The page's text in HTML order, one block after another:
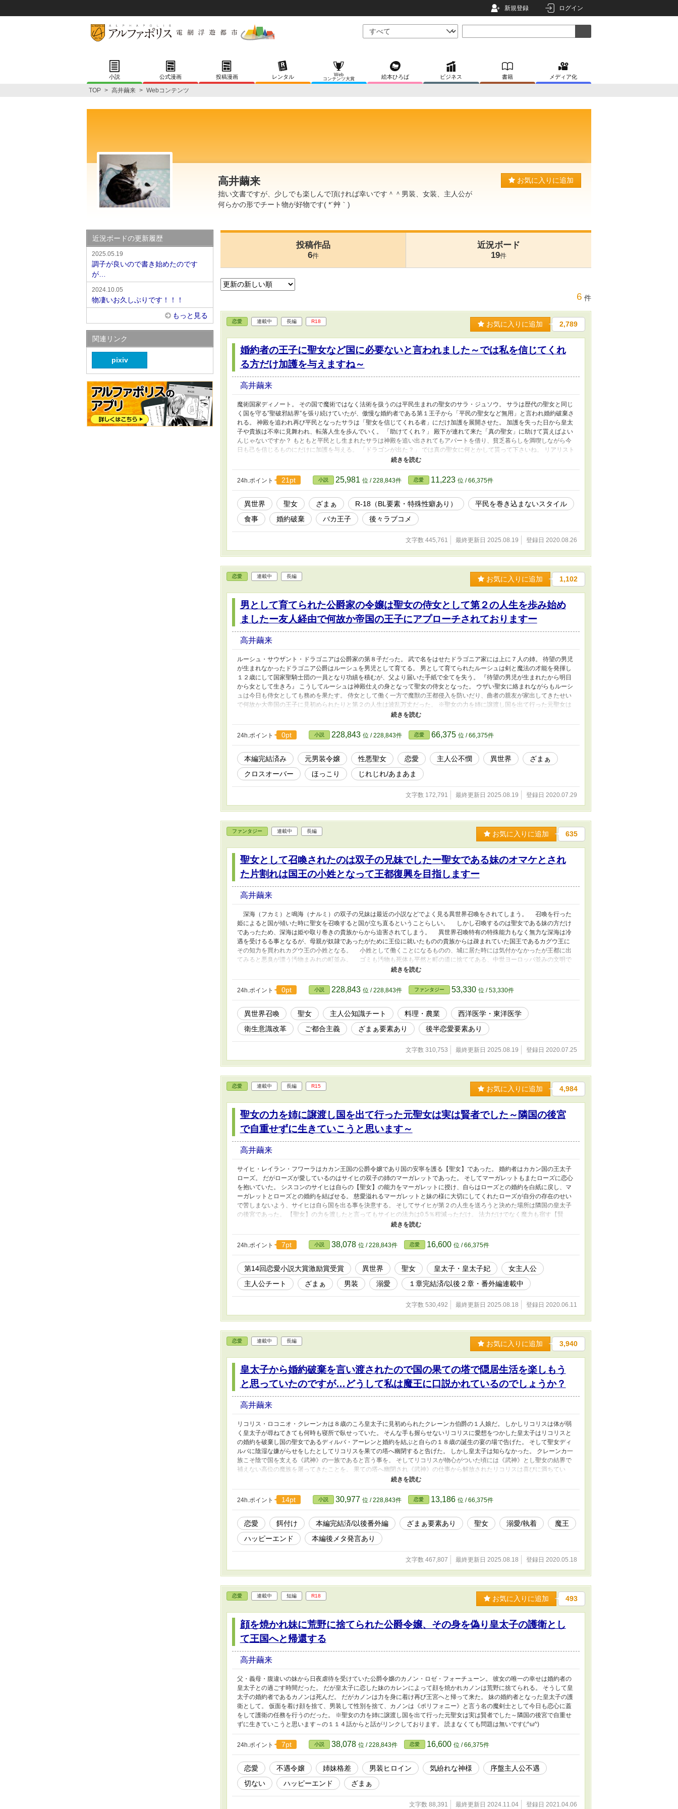
新規登録 ログイン
小説 公式漫画 投稿漫画 レンタル
Web
コンテンツ大賞
絵本ひろば ビジネス 書籍 メディア化
TOP > 高井繭来 > Webコンテンツ
高井繭来
拙い文書ですが、少しでも楽しんで頂ければ幸いです＾＾男装、女装、主人公が
何らかの形でチート物が好物です( *´艸｀)
お気に入りに追加
投稿作品
6件
近況ボード
19件
6 件
恋愛 連載中 長編 R18 お気に入りに追加 2,789
婚約者の王子に聖女など国に必要ないと言われました～では私を信じてくれ
る方だけ加護を与えますね～
高井繭来
魔術国家ディノート。 その国で魔術ではなく法術を扱うのは平民生まれの聖女のサラ・ジュソウ。 サラは歴代の聖女と同じ
く国を守る”聖破邪結界”を張り続けていたが、傲慢な婚約者である第１王子から「平民の聖女など無用」と言われ婚約破棄さ
れる。 神殿を追われ再び平民となったサラは「聖女を信じてくれる者」にだけ加護を展開させた。 加護を失った日から皇太
子や貴族は不幸に見舞われ、転落人生を歩んでいく。 「助けてくれ？」 殿下が連れて来た「真の聖女」に助けて貰えばよい
んじゃないですか？ もともと平民とし生まれたサラは神殿を追い出されてもアパートを借り、貧乏暮らしを満喫しながら今
日も己を信じるものにだけに加護を与える。 「ドラゴンが出た？」 では真の聖女に何とかして貰って下さいね。 リアリスト
聖女のサラは今日も蔑ろにしてきた者には慈悲を与えない。 「そんな事より今日は玉葱が特売日ですから！」 結界や慈悲よ
り大切なモノが平民には存在するのだ。 まぁ上流階級の者にはわからないでしょうけどね。 ※尊厳破壊、下系の下品な回が
あります。 苦手な方は避けて読んで下さい。 BL要素がある話しには題名に※マークがついております。 苦手な方は飛ば
してお読みください(*- -)(*_ _)ペコリ ーーーーーーーーーーーーーーーーーーーーーーーーーーーーーーーー 〇聖女の力を
ザいですー男として育てられた公爵家の令嬢は聖女の侍女として第２の人生を歩み始めましたー 上記２作品と同じ世界観
です。 その内、話しもリンクしていきます。 〇この話単体でも読めますので、気軽に読んで下さると嬉しいです。
24h.ポイント 21pt 小説 25,981 位 / 228,843件 恋愛 11,223 位 / 66,375件
異世界 聖女 ざまぁ R-18（BL要素・特殊性癖あり）
平民を巻き込まないスタイル
食事
婚約破棄 バカ王子 後々ラブコメ
文字数 445,761 最終更新日 2025.08.19 登録日 2020.08.26
恋愛 連載中 長編 お気に入りに追加 1,102
男として育てられた公爵家の令嬢は聖女の侍女として第２の人生を歩み始め
ましたー友人経由で何故か帝国の王子にアプローチされておりますー
高井繭来
ルーシュ・サウザント・ドラゴニアは公爵家の第８子だった。 武で名をはせたドラゴニア家には上に７人の姉。 待望の男児
が生まれなかったドラゴニア公爵はルーシュを男児として育てる。 男として育てられたルーシュは剣と魔法の才能を発揮し
１２歳にして国家聖騎士団の一員となり功績を積むが、父より届いた手紙で全てを失う。 『待望の男児が生まれたから明日
から女として生きろ』 こうしてルーシュは神殿仕えの身となって聖女の侍女となった。 ウザい聖女に絡まれながらもルーシ
ュは今日も侍女としても務めを果たす。 侍女として働く一方で魔獣の王都侵入を防いだり、曲者の親友が家出してきたせい
で何故か大帝国の王子に見初められたりと第２の人生は波乱万丈だった。 ※聖女の力を姉に譲渡し国を出て行った元聖女は
実は賢者でした～隣国の後宮で自重せずに生きていこうと思います～とリンクしています。 ※ちょっぴり題名変えました。
カテゴリ【恋愛】に変えました。 ファンタジーだけど恋愛が中心になってきてしまったので(;^ω^)
24h.ポイント
0pt 小説 228,843 位 / 228,843件 恋愛 66,375 位 / 66,375件
本編完結済み 元男装令嬢 性悪聖女 恋愛 主人公不憫 異世界
ざまぁ
クロスオーバー
ほっこり じれじれ/あまあま
文字数 172,791 最終更新日 2025.08.19 登録日 2020.07.29
ファンタジー 連載中 長編 お気に入りに追加 635
聖女として召喚されたのは双子の兄妹でしたー聖女である妹のオマケとされ
た片割れは国王の小姓となって王都復興を目指しますー
高井繭来
深海（フカミ）と鳴海（ナルミ）の双子の兄妹は最近の小説などでよく見る異世界召喚をされてしまう。 召喚を行った
姫によると国が傾いた時に聖女を召喚すると国が立ち直るということらしい。 しかし召喚するのは聖女である妹の方だけ
であったため、深海は姫や取り巻きの貴族からから迫害されてしまう。 異世界召喚特有の特殊能力もなく無力な深海は冷
遇を受けるる事となるが、母親が奴隷であったがために王位に就いたものの貴族からは疎まれていた国王であるカグウ王に
その知力を買われカグウ王の小姓となる。 小姓として働くことになるものの、城に居た時には気付かなかったが王都に出
てみると悪臭が漂う汚物まみれの町並み。 ゴミも汚物も死体も平然と町の道に捨ててある、中世ヨーロッパ並みの文明で
あった。 いつ帰れるか分からないこの国で暮らすために深海は文明開化を起こすことを決心した。 主人公の深海はファ
ンタジーの裏側ともいえる衛生問題に徹底的に突っ込んで行く。 聖女の『オマケ』は果たして国の復興を導くことが出来
るのか？ 中世ヨーロッパの蘊蓄も合わせてどうぞ。 長すぎるウンチクは斜め読みで十分ストーリーの内容は分かりま
24h.ポイント 0pt 小説 228,843 位 / 228,843件 ファンタジー 53,330 位 / 53,330件
異世界召喚 聖女 主人公知識チート 料理・農業
西洋医学・東洋医学
衛生意識改革
ご都合主義 ざまぁ要素あり 後半恋愛要素あり
文字数 310,753 最終更新日 2025.08.19 登録日 2020.07.25
恋愛 連載中 長編 R15 お気に入りに追加 4,984
聖女の力を姉に譲渡し国を出て行った元聖女は実は賢者でした～隣国の後宮
で自重せずに生きていこうと思います～
高井繭来
サイヒ・レイラン・フワーラはカカン王国の公爵令嬢であり国の安寧を護る【聖女】であった。 婚約者はカカン国の王太子
ローズ。 だがローズが愛しているのはサイヒの双子の姉のマーガレットであった。 そしてマーガレットもまたローズに恋心
を抱いていた。 シスコンのサイヒは自らの【聖女】の能力をマーガレットに授け、自らはローズとの婚約を白紙に戻し、マ
ーガレットとローズとの婚約を結ばせる。 慈愛溢れるマーガレットと妹の様に大切にしてくれたローズが自分の存在のせい
で苦しまないよう、サイヒは自ら国を出る事を決意する。 そしてサイヒが第２の人生を送ろうと決めた場所は隣国の皇太子
の後宮であった。 【聖女】の力を渡したと言ってもサイヒの法力は0.5％程減っただけ。 法力だけでなく魔力も宿す【賢
者】としての能力をこれからは隠すことなく気のままに生きる事を決めたサイヒ。 自国じゃないならはっちゃけても良いで
すよね？ サイヒは【賢者】としての能力を思う存分奮ってこれからの生活をエンジョイすると意気込むのであった。 ※世界
観は大陸の西が中世ヨーロッパ風・東がアジア風です。 舞台となる帝国は大陸のど真ん中なのでどっちの要素も良い感じ
に混じっています。 題名が変わりました(*- -)(*_ _)ペコリ 6/18 HOTランキング１位。 ランキング３位。 読ん
でしたー聖女である妹のオマケである兄は国王の小姓となって王都復興を目指しますー】が始まりました。 このお話の
1000年前のカカン国の話です。 良かったらそちらも覗いてみて下さいね(*- -)(*_ _)ペコリ 7/29 聖女が今日もウザいで
すー男として育てられた公爵家の令嬢は聖女の侍女として第２の人生を歩み始めましたーが始まりました。 こちらの物語
とリンクております。 その内アチラのキャラがこちらに出演する予定です。 サイヒの友人がわりとサイヒの事を呟いて
いたりします。 4/17 新連載【顔を焼かれ妹に荒野に捨てられた公爵令嬢、力を得て皇太子の護衛として王国へと帰還す
る】と話がリンクしています。 良ければそちらも覗いてやって下さい(*- -)(*_ _)ペコリ 5/15 本編完結といたしました。
姉の名前を”マーガレット”に変更しております。 本編は完結しましたがお話はまだ続いております。 ２０２２/１０/１９
２章始まりました。 良ければまたお付き合いください。
24h.ポイント 7pt 小説 38,078 位 / 228,843件 恋愛 16,600 位 / 66,375件
第14回恋愛小説大賞激励賞受賞 異世界 聖女 皇太子・皇太子妃
女主人公
主人公チート
ざまぁ 男装 溺愛 １章完結済/以後２章・番外編連載中
文字数 530,492 最終更新日 2025.08.18 登録日 2020.06.11
恋愛 連載中 長編 お気に入りに追加 3,940
皇太子から婚約破棄を言い渡されたので国の果ての塔で隠居生活を楽しもう
と思っていたのですが…どうして私は魔王に口説かれているのでしょうか？
高井繭来
リコリス・ロコニオ・クレーンカは８歳のころ皇太子に見初められたクレーンカ伯爵の１人娘だ。 しかしリコリスは体が弱
く皇太子が尋ねてきても何時も寝所で臥せっていた。 そんな手も握らせないリコリスに愛想をつかした皇太子はリコリスと
の婚約を破棄し国の聖女であるディルバ・アーレンと婚約を結ぶと自らの１８歳の誕生の宴の場で告げた。 そして聖女ディ
ルバに陰湿な嫌がらせをしたとしてリコリスを果ての塔へ幽閉すると告げた。 しかし皇太子は知らなかった。 クレーンカ一
族こそ陰で国を支える《武神》の一族であると言う事を。 そしてリコリスが物心がついた頃には《武神》とし聖女の結界で
補えない高位の魔族を屠ってきたことを。 果ての塔へ幽閉され《武神》の仕事から解放されたリコリスは喜びに満ちてい
た。 「これでやっと好きなだけ寝れますわ！！」 リコリスの病弱の原因は弱すぎる聖女の結界を補うために毎夜戦い続けて
いた為の睡眠不足であった。 1章と2章で本編は完結となります。 その後からはキャラ達がワチャワチャ騒いでいます。 話
しはまだ投下するので、本編は終わってますがこれからも御贔屓ください(*- -)(*_ _)ペコリ
24h.ポイント 14pt 小説 30,977 位 / 228,843件 恋愛 13,186 位 / 66,375件
恋愛 餌付け 本編完結済/以後番外編 ざまぁ要素あり 聖女 溺愛/執着
魔王
ハッピーエンド
本編後メタ発言あり
文字数 467,807 最終更新日 2025.08.18 登録日 2020.05.18
恋愛 連載中 短編 R18 お気に入りに追加 493
顔を焼かれ妹に荒野に捨てられた公爵令嬢、その身を偽り皇太子の護衛とし
て王国へと帰還する
高井繭来
父・義母・腹違いの妹から日夜虐待を受けていた公爵令嬢のカノン・ロゼ・フォーチューン。 彼女の唯一の幸せは婚約者の
皇太子との過ごす時間だった。 だが皇太子に恋した妹のカレンによって顔を焼かれカノンは荒野に捨てられる。 そうして皇
太子の婚約者であるカノンは死んだ。 だがカノンは力を身に着け再び王宮へと帰って来た。 妹の婚約者となった皇太子の護
衛として。 仮面を着け顔を捨て、男装して性別を捨て、カノンは《ポリフォニー》と言う名の魔剣士として今日も恋心に蓋
をして護衛の任務を行うのだった。 ※聖女の力を姉に譲渡し国を出て行った元聖女は実は賢者でした～隣国の後宮で自重せ
ずに生きていこうと思います～の１１４話からと話がリンクしております。 読まなくても問題は無いです(;^ω^)
24h.ポイント 7pt 小説 38,078 位 / 228,843件 恋愛 16,600 位 / 66,375件
恋愛 不遇令嬢 姉妹格差 男装ヒロイン 気紛れな神様
序盤主人公不遇
切ない
ハッピーエンド ざまぁ
文字数 88,391 最終更新日 2024.11.04 登録日 2021.04.06
近況ボードの更新履歴
2025.05.19
調子が良いので書き始めたのです
が…
2024.10.05
物凄いお久しぶりです！！！
もっと見る
関連リンク
pixiv